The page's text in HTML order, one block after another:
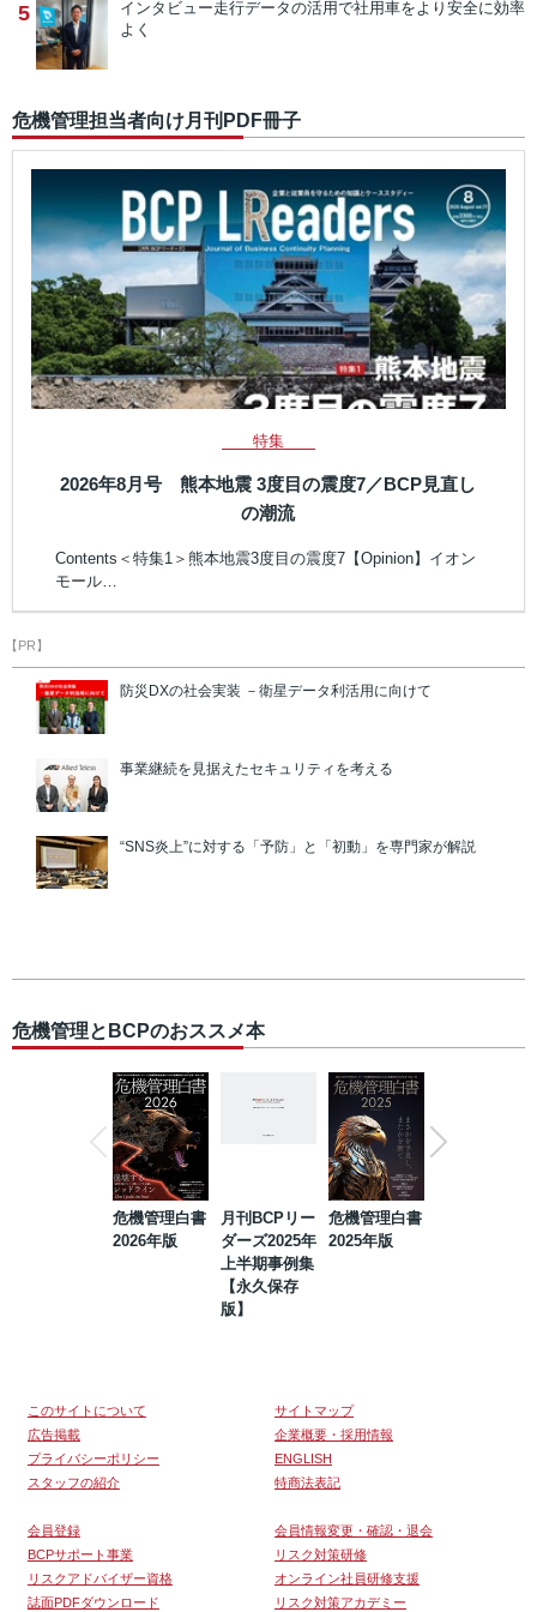
5 インタビュー走行データの活用で社用車をより安全に効率
よく
危機管理担当者向け月刊PDF冊子
特集
2026年8月号 熊本地震 3度目の震度7／BCP見直し
の潮流
Contents＜特集1＞熊本地震3度目の震度7【Opinion】イオン
モール…
【PR】
防災DXの社会実装 －衛星データ利活用に向けて
事業継続を見据えたセキュリティを考える
“SNS炎上”に対する「予防」と「初動」を専門家が解説
危機管理とBCPのおススメ本
危機管理白書
2026年版
月刊BCPリー
ダーズ2025年
上半期事例集
【永久保存
版】
危機管理白書
2025年版
このサイトについて
サイトマップ
広告掲載
企業概要・採用情報
プライバシーポリシー
ENGLISH
スタッフの紹介
特商法表記
会員登録
会員情報変更・確認・退会
BCPサポート事業
リスク対策研修
リスクアドバイザー資格
オンライン社員研修支援
誌面PDFダウンロード
リスク対策アカデミー